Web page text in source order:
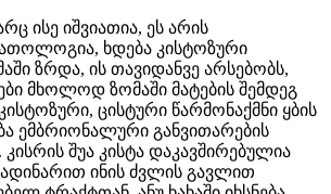
ისე იშვიათია, ეს არის
ხდება კისტოზური
ზრდა, ის თავიდანვე არსებობს,
მხოლოდ ზომაში მატების შემდეგ
ცისტური წარმონაქმნი ყბის
ემბრიონალური განვითარების
შუა კისტა დაკავშირებულია
ინის ძვლის გავლით